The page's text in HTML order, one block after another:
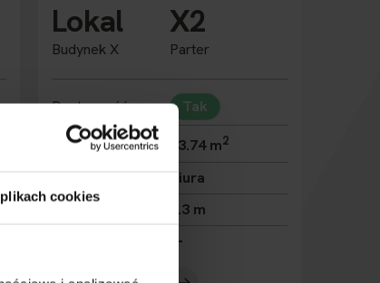
cookies
Lokal
Budynek X
X2
Parter
Dostępność Tak
Powierzchnia 93.74 m2
Biura
3.3 m